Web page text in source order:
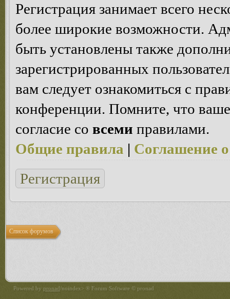
Регистрация занимает всего
более широкие возможности.
быть установлены также
зарегистрированных
вам следует ознакомиться с
конференции. Помните, что
согласие со всеми правилами.
Общие правила | Соглашение
Регистрация
Список форумов
Powered by pronad/noindex> ® Forum Software © pronad